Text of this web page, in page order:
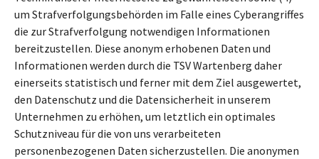
um Strafverfolgungsbehörden im Falle eines Cyberangriffes
die zur Strafverfolgung notwendigen Informationen
bereitzustellen. Diese anonym erhobenen Daten und
Informationen werden durch die TSV Wartenberg daher
einerseits statistisch und ferner mit dem Ziel ausgewertet,
den Datenschutz und die Datensicherheit in unserem
Unternehmen zu erhöhen, um letztlich ein optimales
Schutzniveau für die von uns verarbeiteten
personenbezogenen Daten sicherzustellen. Die anonymen